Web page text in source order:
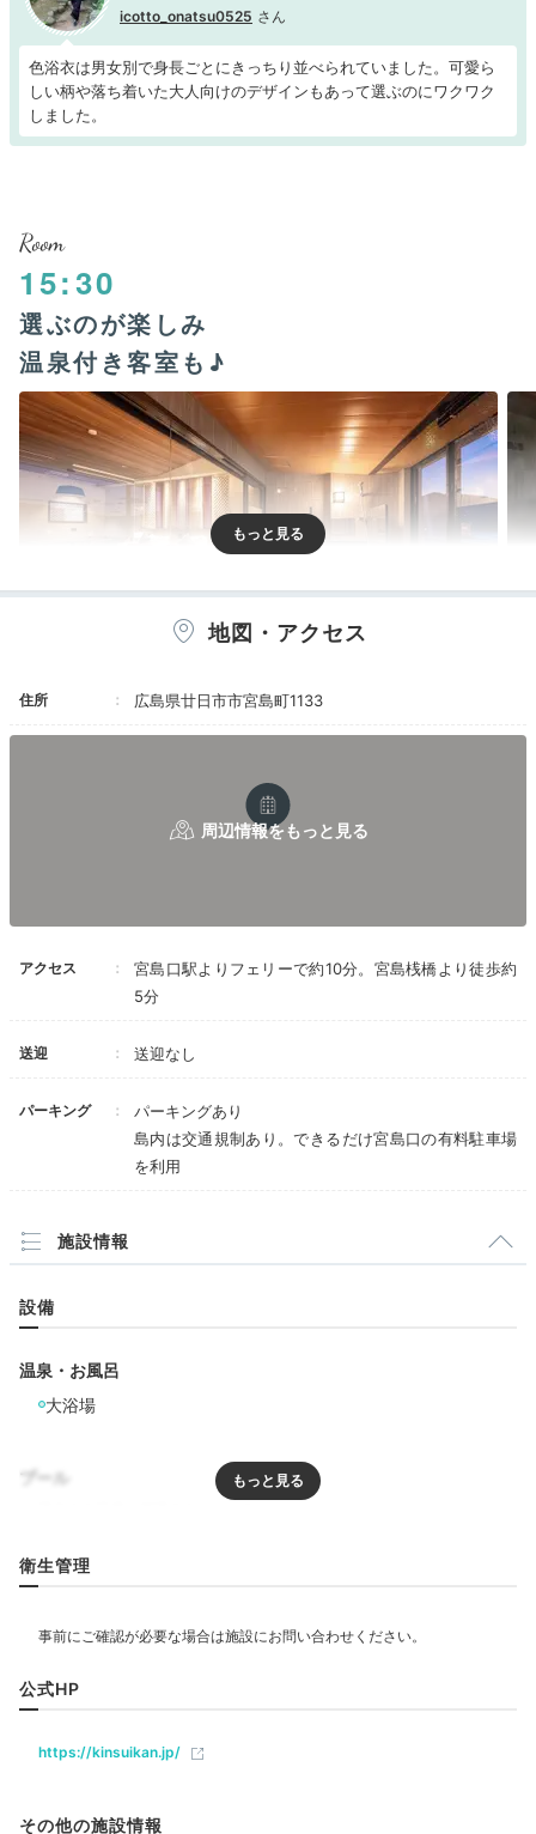
icotto_onatsu0525
色浴衣は男女別で身長ごとにきっちり並べられていました。可愛ら
しい柄や落ち着いた大人向けのデザインもあって選ぶのにワクワク
しました。
Room
15:30
選ぶのが楽しみ
温泉付き客室も♪
風」、温泉を楽しめる半露天風呂付客室など
。時を忘れて寛ぎましょう。
icotto_onatsu0525
シングルルームに宿泊。コンパクトですが、ガジェット
類の充電器、空気清浄機、ウェルカムお菓子、ボトルウ
ドリンクフリー♪
館内には宮島テラス、シーサイドテラス、ラウンジ、ラ
サイドテラスには
ょう。
地図・アクセス
住所 広島県廿日市市宮島町1133
アクセス
宮島口駅よりフェリーで約10分。宮島桟橋より徒歩約
5分
送迎 送迎なし
パーキング
パーキングあり
島内は交通規制あり。できるだけ宮島口の有料駐車場
を利用
施設情報
設備
温泉・お風呂
大浴場
プール
リラクゼーション
飲食
部屋情報
衛生管理
公式HP
https://kinsuikan.jp/
その他の施設情報